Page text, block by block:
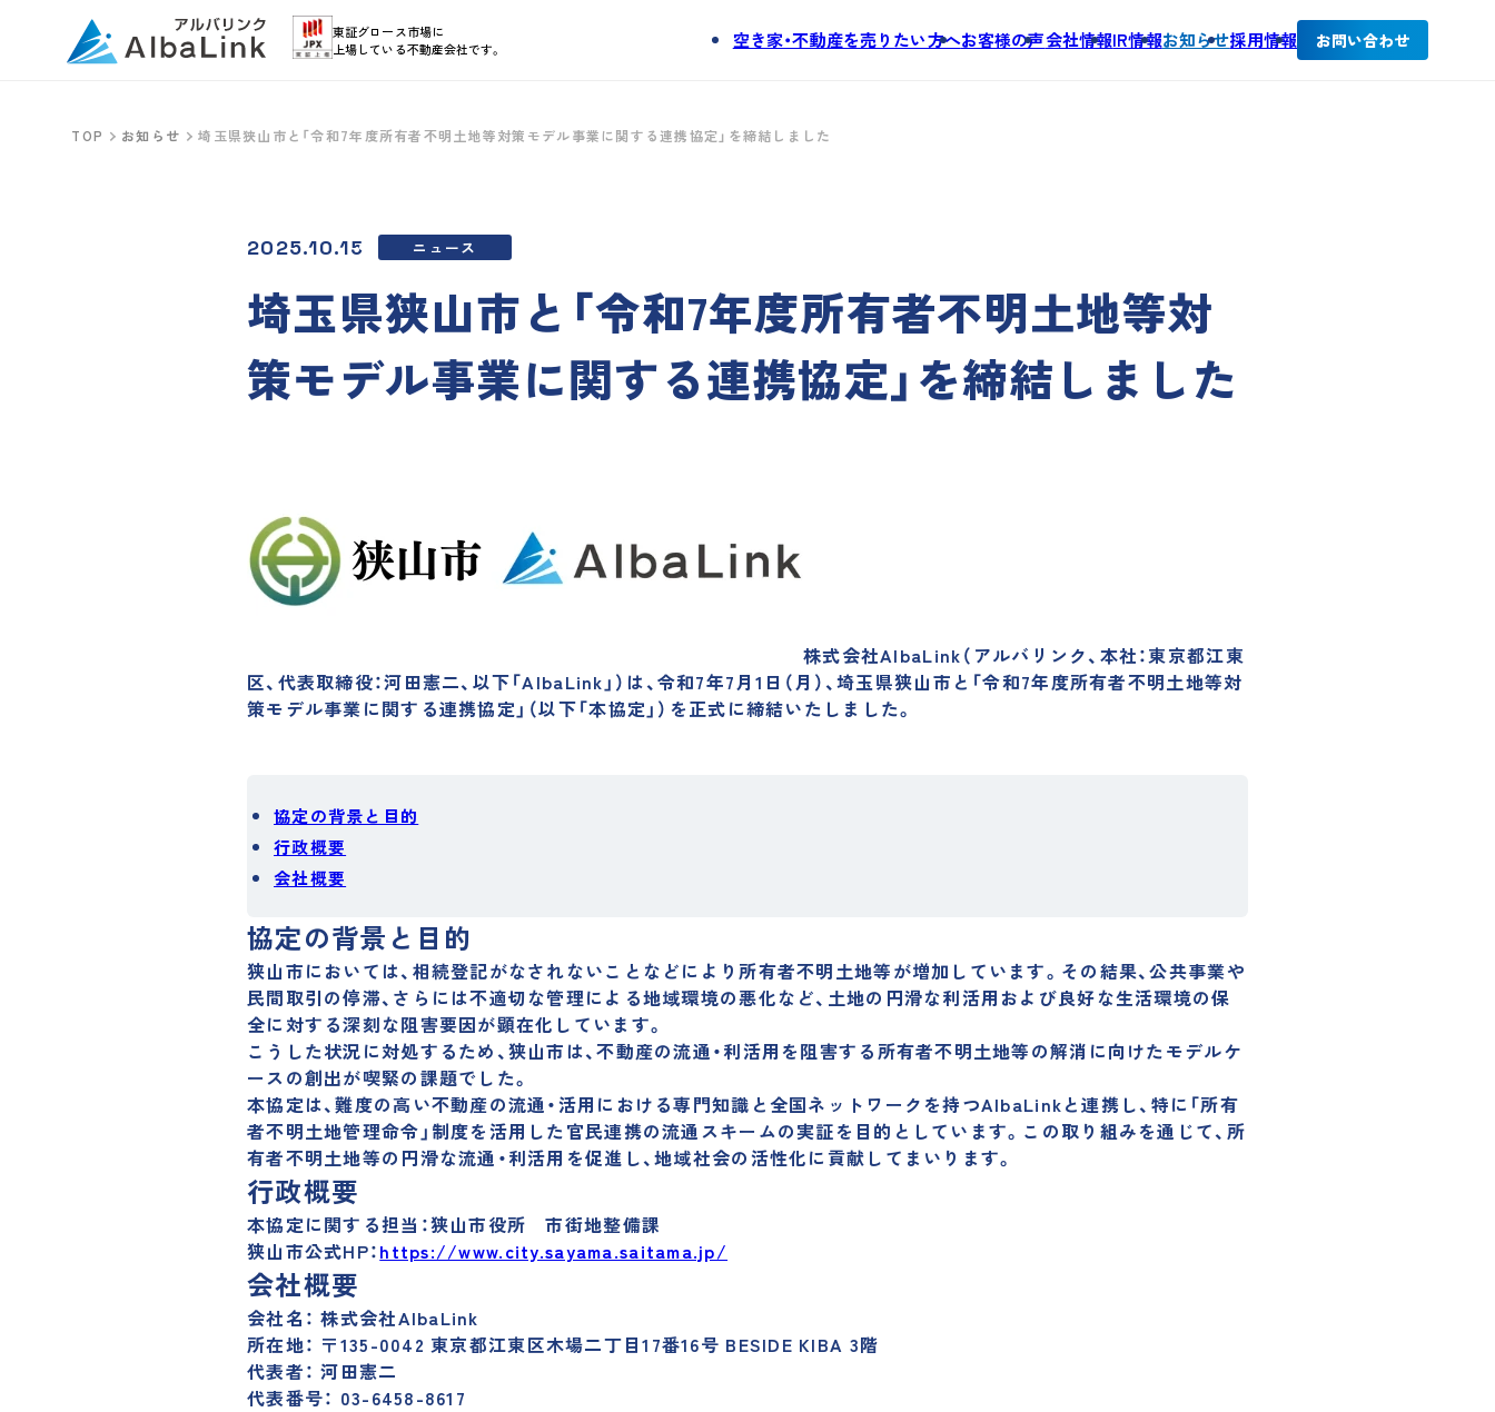
東証グロース市場に
上場している不動産会社です。
空き家・不動産を売りたい方へお客様の声会社情報IR情報お知らせ採用情報 お問い合わせ
TOP お知らせ 埼玉県狭山市と「令和7年度所有者不明土地等対策モデル事業に関する連携協定」を締結しました
2025.10.15 ニュース
埼玉県狭山市と「令和7年度所有者不明土地等対
策モデル事業に関する連携協定」を締結しました
株式会社AlbaLink（アルバリンク、本社：東京都江東
区、代表取締役：河田憲二、以下「AlbaLink」）は、令和7年7月1日（月）、埼玉県狭山市と「令和7年度所有者不明土地等対
策モデル事業に関する連携協定」（以下「本協定」）を正式に締結いたしました。
協定の背景と目的
行政概要
会社概要
協定の背景と目的
狭山市においては、相続登記がなされないことなどにより所有者不明土地等が増加しています。その結果、公共事業や
民間取引の停滞、さらには不適切な管理による地域環境の悪化など、土地の円滑な利活用および良好な生活環境の保
全に対する深刻な阻害要因が顕在化しています。
こうした状況に対処するため、狭山市は、不動産の流通・利活用を阻害する所有者不明土地等の解消に向けたモデルケ
ースの創出が喫緊の課題でした。
本協定は、難度の高い不動産の流通・活用における専門知識と全国ネットワークを持つAlbaLinkと連携し、特に「所有
者不明土地管理命令」制度を活用した官民連携の流通スキームの実証を目的としています。この取り組みを通じて、所
有者不明土地等の円滑な流通・利活用を促進し、地域社会の活性化に貢献してまいります。
行政概要
本協定に関する担当：狭山市役所 市街地整備課
狭山市公式HP：https://www.city.sayama.saitama.jp/
会社概要
会社名： 株式会社AlbaLink
所在地： 〒135-0042 東京都江東区木場二丁目17番16号 BESIDE KIBA 3階
代表者： 河田憲二
代表番号： 03-6458-8617